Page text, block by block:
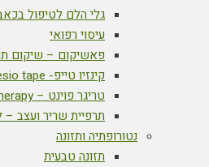
גלי הלם לטיפול
עיסוי רפואי
פאשיקום – שיקום
קינזיו טייפ- kinesio tape
טריגר פוינט – trigger point therapy
תרפיית שריר ועצב
נטורופתיה ותזונה
תזונה טבעית